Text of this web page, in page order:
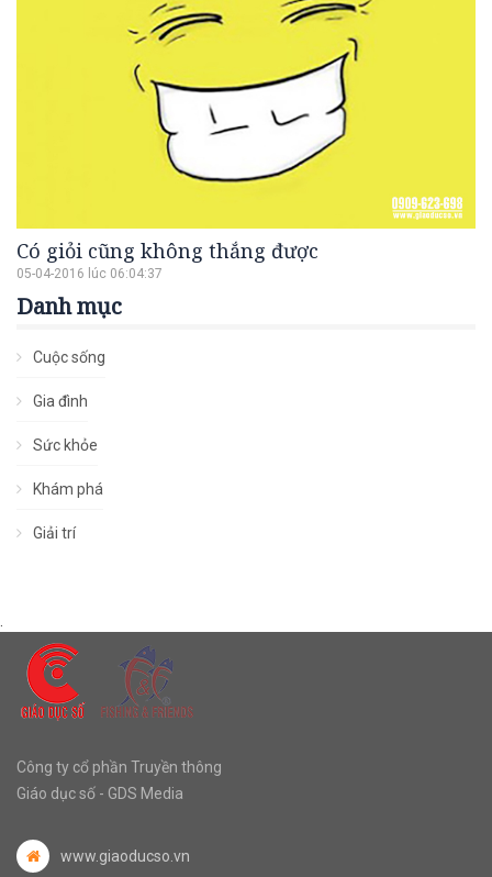
Có giỏi cũng không thắng được
05-04-2016 lúc 06:04:37
Danh mục
Cuộc sống
Gia đình
Sức khỏe
Khám phá
Giải trí
Công ty cổ phần Truyền thông
Giáo dục số - GDS Media
www.giaoducso.vn